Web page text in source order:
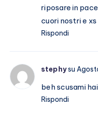
riposare in
cuori nostri e
Rispondi
stephysu
beh scusami
Rispondi